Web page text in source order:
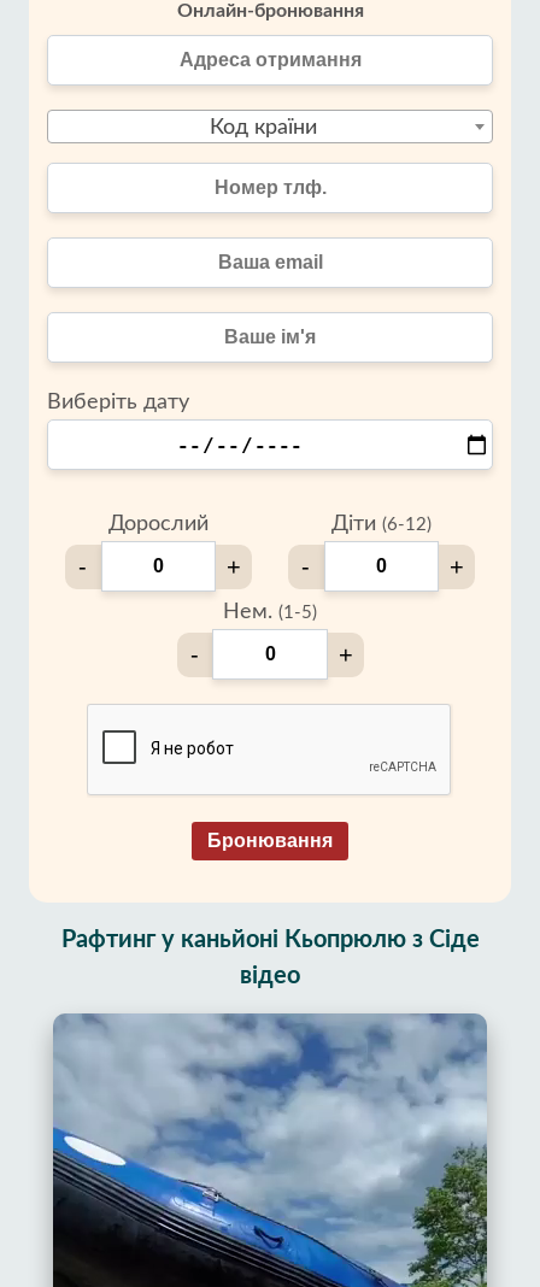
Онлайн-бронювання
Код країни
Виберіть дату
Дорослий
- +
Діти (6-12)
- +
Нем. (1-5)
- +
Бронювання
Рафтинг у каньйоні Кьопрюлю з Сіде
відео